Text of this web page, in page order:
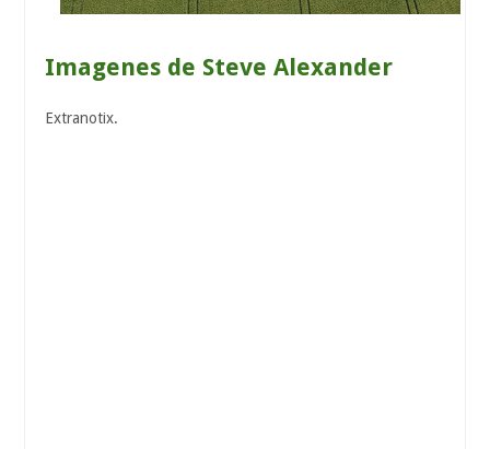
Imagenes de Steve Alexander
Extranotix.